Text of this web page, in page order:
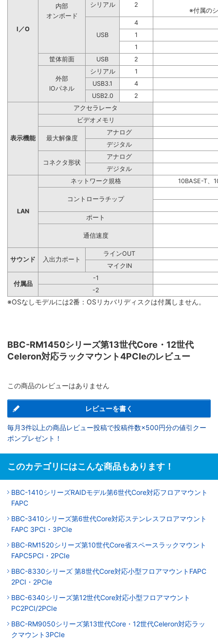
I／O
内部
オンボード
シリアル
2
※付属の
USB
4
1
1
筐体前面
USB 2
外部
IOパネル
シリアル
1
USB3.1
4
USB2.0
2
表示機能
アクセラレータ
ビデオメモリ
最大解像度
アナログ
デジタル
コネクタ形状
アナログ
デジタル
LAN
ネットワーク規格 10BASE-T、
コントローラチップ
ポート
通信速度
サウンド 入出力ポート
ラインOUT
マイクIN
付属品
-1
-2
※OSなしモデルには2番：OSリカバリディスクは付属しません。
BBC-RM1450シリーズ第13世代Core・12世代
Celeron対応ラックマウント4PCIeのレビュー
この商品のレビューはありません
レビューを書く
毎月3件以上の商品レビュー投稿で投稿件数×500円分の値引クー
ポンプレゼント！
このカテゴリにはこんな商品もあります！
BBC-1410シリーズRAIDモデル第6世代Core対応フロアマウント
FAPC
BBC-3410シリーズ第6世代Core対応ステンレスフロアマウント
FAPC 3PCI・3PCIe
BBC-RM1520シリーズ第10世代Core省スペースラックマウント
FAPC5PCI・2PCIe
BBC-8330シリーズ 第8世代Core対応小型フロアマウントFAPC
2PCI・2PCIe
BBC-6340シリーズ第12世代Core対応小型フロアマウント
PC2PCI/2PCIe
BBC-RM9050シリーズ第13世代Core・12世代Celeron対応ラッ
クマウント3PCIe